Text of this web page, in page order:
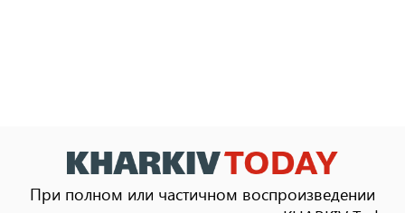
При полном или частичном воспроизведении